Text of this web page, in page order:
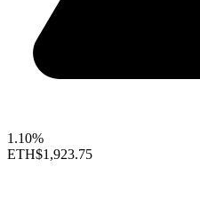
1.10%
ETH$1,923.75